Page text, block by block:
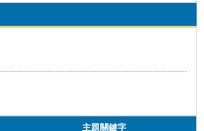
主題關鍵字